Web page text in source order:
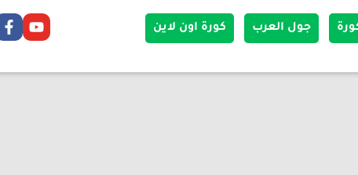
جول العرب كورة اون لاين